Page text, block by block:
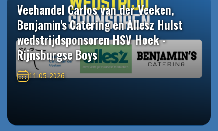
Veehandel Carlos van der Veeken,
Benjamin's Catering en Allesz Hulst
wedstrijdsponsoren HSV Hoek -
Rijnsburgse Boys
11-05-2026